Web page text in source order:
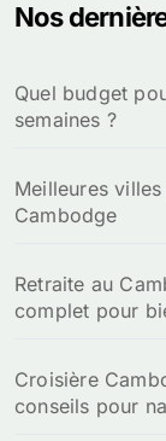
Nos
Quel budget
semaines ?
Meilleures
Cambodge
Retraite au
complet pour
Croisière
conseils pour